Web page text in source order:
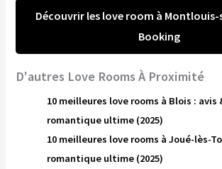
Découvrir les love room à
Booking
D'autres Love Rooms À Proximité
10 meilleures love rooms à Blois : avis
romantique ultime (2025)
10 meilleures love rooms à Joué-lès-
romantique ultime (2025)